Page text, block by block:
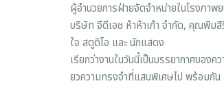
ผู้อำนวยการฝ่ายจัดจำหน่ายในโรงภา
บริษัท จีดีเอช ห้าห้าเก้า จำกัด, คุณพิม
ใจ สตูดิโอ และ นักแสดง
เรียกว่างานในวันนี้เป็นบรรยากาศของค
ยวความทรงจำที่แสนพิเศษไป พร้อมกัน